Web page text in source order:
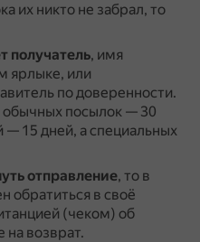
их никто не забрал, то
получатель, имя
ярлыке, или
по доверенности.
обычных посылок — 30
— 15 дней, а специальных
отправление, то в
обратиться в своё
(чеком) об
на возврат.